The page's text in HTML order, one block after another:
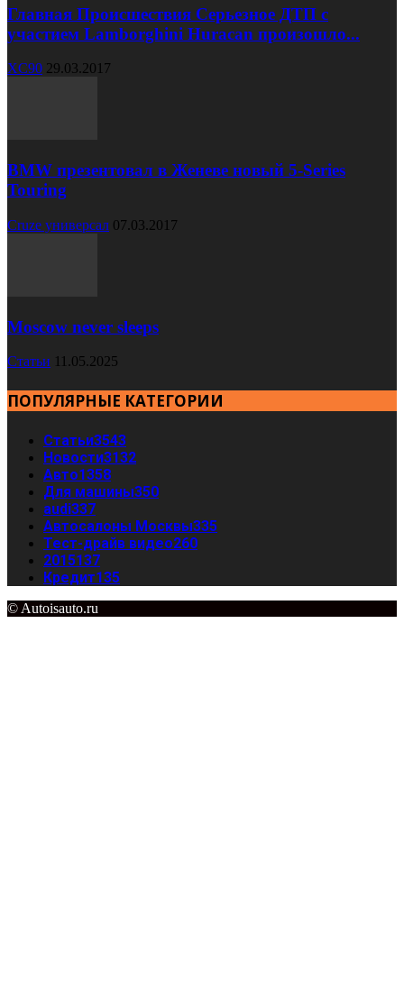
Главная Происшествия Серьезное ДТП с
участием Lamborghini Huracan произошло...
XC90 29.03.2017
BMW презентовал в Женеве новый 5-Series
Touring
Cruze универсал 07.03.2017
Moscow never sleeps
Статьи 11.05.2025
ПОПУЛЯРНЫЕ КАТЕГОРИИ
Статьи3543
Новости3132
Авто1358
Для машины350
audi337
Автосалоны Москвы335
Тест-драйв видео260
2015137
Кредит135
© Autoisauto.ru